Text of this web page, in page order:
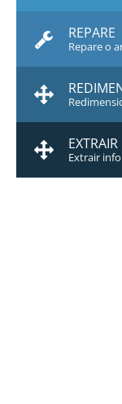
REPARE
Repare o
EXTRAIR
Extrair